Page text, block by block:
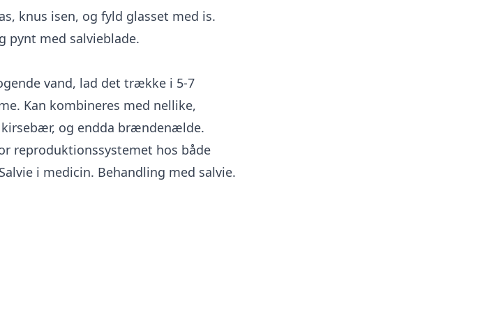
knus isen, og fyld glasset med is.
med salvieblade.
vand, lad det trække i 5-7
Kan kombineres med nellike,
og endda brændenælde.
reproduktionssystemet hos både
Salvie i medicin. Behandling med salvie.